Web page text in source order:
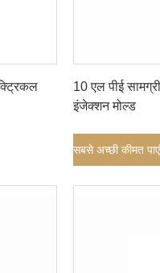
10 एल पीई
इंजेक्शन मोल्ड
सबसे अच्छी कीमत पाएं